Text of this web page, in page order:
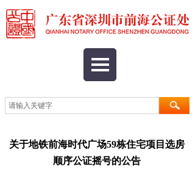
关于地铁前海时代广场59栋住宅项目选房
顺序公证摇号的公告